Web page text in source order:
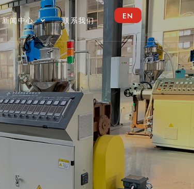
EN
新闻中心 联系我们